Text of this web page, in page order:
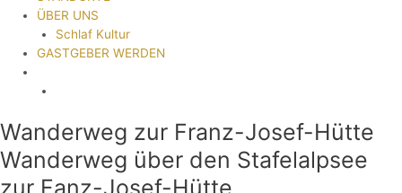
ÜBER UNS
Schlaf Kultur
GASTGEBER WERDEN
Wanderweg zur Franz-Josef-Hütte
Wanderweg über den Stafelalpsee